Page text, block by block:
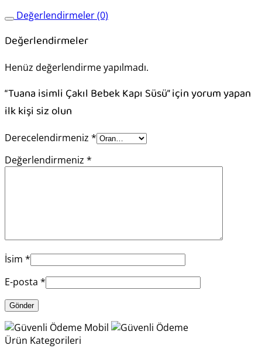
Değerlendirmeler (0)
Değerlendirmeler
Henüz değerlendirme yapılmadı.
“Tuana isimli Çakıl Bebek Kapı Süsü” için yorum yapan
ilk kişi siz olun
Derecelendirmeniz *
Değerlendirmeniz *
İsim *
E-posta *
Ürün Kategorileri